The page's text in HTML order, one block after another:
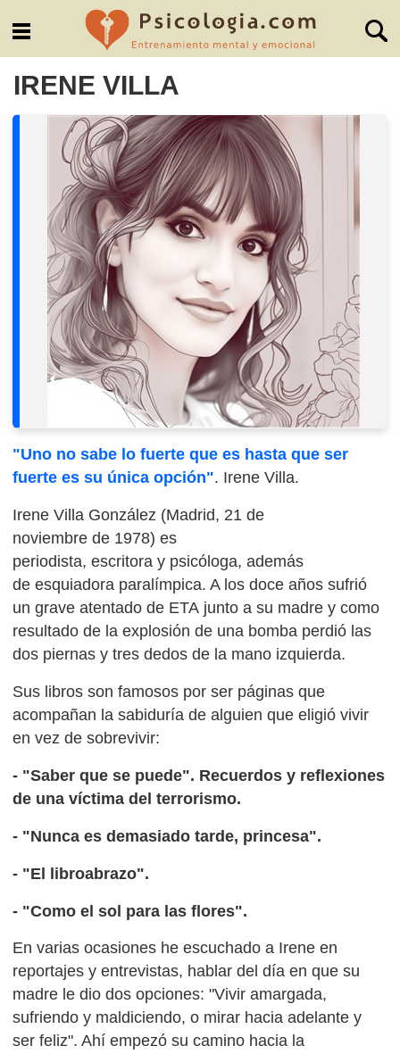
IRENE VILLA
"Uno no sabe lo fuerte que es hasta que ser
fuerte es su única opción". Irene Villa.
Irene Villa González (Madrid, 21 de
noviembre de 1978) es
periodista, escritora y psicóloga, además
de esquiadora paralímpica. A los doce años sufrió
un grave atentado de ETA junto a su madre y como
resultado de la explosión de una bomba perdió las
dos piernas y tres dedos de la mano izquierda.
Sus libros son famosos por ser páginas que
acompañan la sabiduría de alguien que eligió vivir
en vez de sobrevivir:
- "Saber que se puede". Recuerdos y reflexiones
de una víctima del terrorismo.
- "Nunca es demasiado tarde, princesa".
- "El libroabrazo".
- "Como el sol para las flores".
En varias ocasiones he escuchado a Irene en
reportajes y entrevistas, hablar del día en que su
madre le dio dos opciones: "Vivir amargada,
sufriendo y maldiciendo, o mirar hacia adelante y
ser feliz". Ahí empezó su camino hacia la